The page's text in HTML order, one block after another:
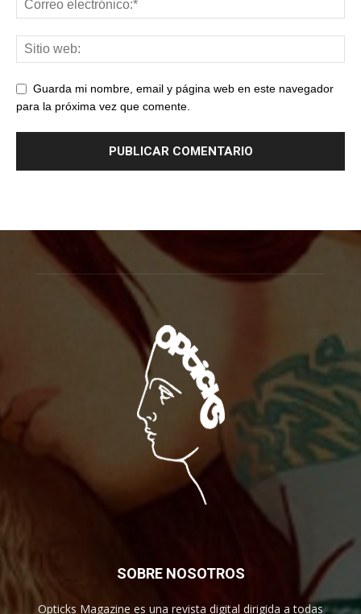
Guarda mi nombre, email y página web en este navegador
para la próxima vez que comente.
SOBRE NOSOTROS
Opticks Magazine es una revista digital dirigida a todas